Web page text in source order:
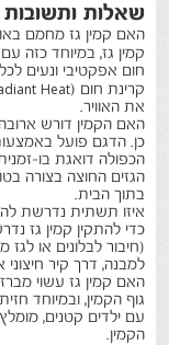
שאלות ותשובות
האם קמין גז מחמם
קמין גז, במיוחד כזה
חום אפקטיבי ונעים
קרינת חום (Heat
את האוויר.
האם הקמין דורש
כן. הדגם פועל
הכפולה דואגת בו-
הגזים החוצה בצורה
בתוך הבית.
איזו תשתית נדרשת
כדי להתקין קמין גז
(חיבור לבלונים או
למבנה, דרך קיר חיצוני
האם קמין גז עשוי
גוף הקמין, ובמיוחד
עם ילדים קטנים,
הקמין.